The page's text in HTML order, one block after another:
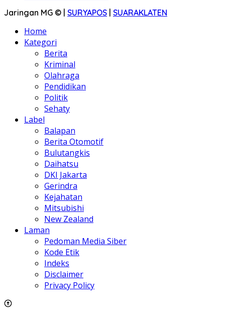
Jaringan MG © | SURYAPOS | SUARAKLATEN
Home
Kategori
Berita
Kriminal
Olahraga
Pendidikan
Politik
Sehaty
Label
Balapan
Berita Otomotif
Bulutangkis
Daihatsu
DKI Jakarta
Gerindra
Kejahatan
Mitsubishi
New Zealand
Laman
Pedoman Media Siber
Kode Etik
Indeks
Disclaimer
Privacy Policy